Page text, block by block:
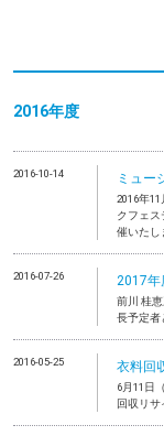
2016年度
2016-10-14 ミュー
2016年
クフェス
催いたし
2016-07-26 2017年
前川 桂
長予定者
2016-05-25 衣料回
6月11日
回収リサ